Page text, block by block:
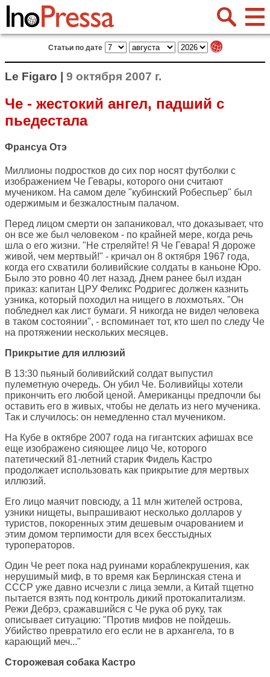
Статьи по дате
Le Figaro | 9 октября 2007 г.
Че - жестокий ангел, падший с
пьедестала
Франсуа Отэ
Миллионы подростков до сих пор носят футболки с
изображением Че Гевары, которого они считают
мучеником. На самом деле "кубинский Робеспьер" был
одержимым и безжалостным палачом.
Перед лицом смерти он запаниковал, что доказывает, что
он все же был человеком - по крайней мере, когда речь
шла о его жизни. "Не стреляйте! Я Че Гевара! Я дороже
живой, чем мертвый!" - кричал он 8 октября 1967 года,
когда его схватили боливийские солдаты в каньоне Юро.
Было это ровно 40 лет назад. Днем ранее был издан
приказ: капитан ЦРУ Феликс Родригес должен казнить
узника, который походил на нищего в лохмотьях. "Он
побледнел как лист бумаги. Я никогда не видел человека
в таком состоянии", - вспоминает тот, кто шел по следу Че
на протяжении нескольких месяцев.
Прикрытие для иллюзий
В 13:30 пьяный боливийский солдат выпустил
пулеметную очередь. Он убил Че. Боливийцы хотели
прикончить его любой ценой. Американцы предпочли бы
оставить его в живых, чтобы не делать из него мученика.
Так и случилось: он немедленно стал мучеником.
На Кубе в октябре 2007 года на гигантских афишах все
еще изображено сияющее лицо Че, которого
патетический 81-летний старик Фидель Кастро
продолжает использовать как прикрытие для мертвых
иллюзий.
Его лицо маячит повсюду, а 11 млн жителей острова,
узники нищеты, выпрашивают несколько долларов у
туристов, покоренных этим дешевым очарованием и
этим домом терпимости для всех бесстыдных
туроператоров.
Один Че реет пока над руинами кораблекрушения, как
нерушимый миф, в то время как Берлинская стена и
СССР уже давно исчезли с лица земли, а Китай тщетно
пытается взять под контроль дикий протокапитализм.
Режи Дебрэ, сражавшийся с Че рука об руку, так
описывает ситуацию: "Против мифов не пойдешь.
Убийство превратило его если не в архангела, то в
карающий меч..."
Сторожевая собака Кастро